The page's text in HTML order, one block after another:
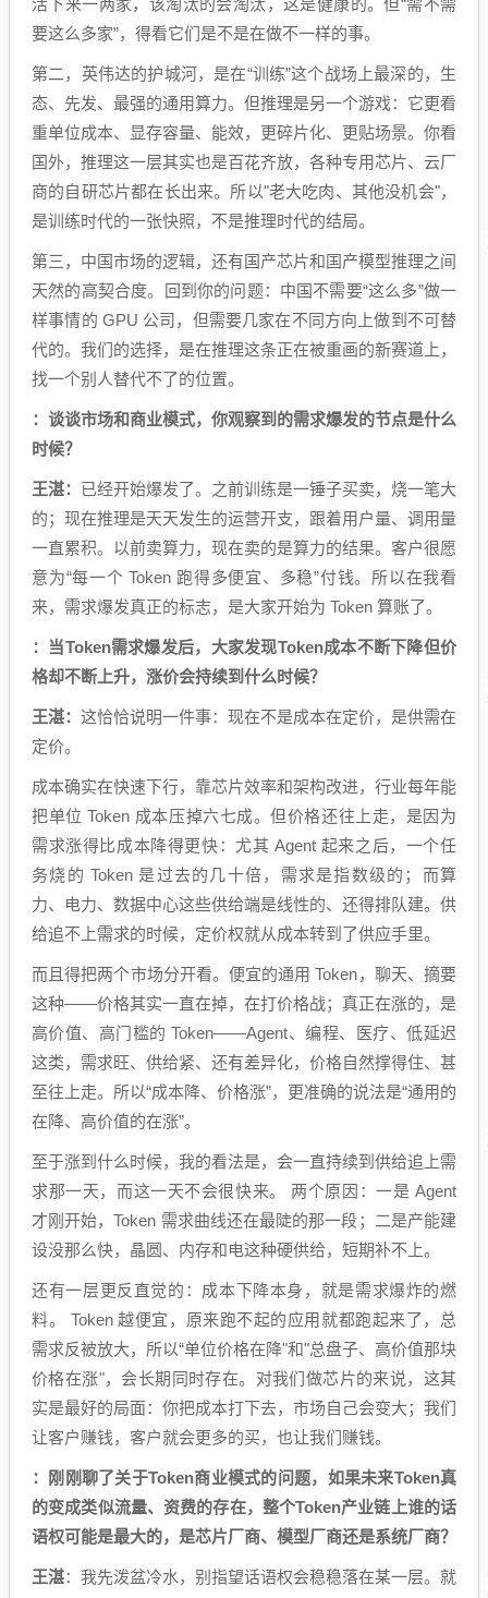
活下来一两家，该淘汰的会淘汰，这是健康的。但“需不需
要这么多家”，得看它们是不是在做不一样的事。
第二，英伟达的护城河，是在“训练”这个战场上最深的，生
态、先发、最强的通用算力。但推理是另一个游戏：它更看
重单位成本、显存容量、能效，更碎片化、更贴场景。你看
国外，推理这一层其实也是百花齐放，各种专用芯片、云厂
商的自研芯片都在长出来。所以"老大吃肉、其他没机会"，
是训练时代的一张快照，不是推理时代的结局。
第三，中国市场的逻辑，还有国产芯片和国产模型推理之间
天然的高契合度。回到你的问题：中国不需要“这么多”做一
样事情的 GPU 公司，但需要几家在不同方向上做到不可替
代的。我们的选择，是在推理这条正在被重画的新赛道上，
找一个别人替代不了的位置。
：谈谈市场和商业模式，你观察到的需求爆发的节点是什么
时候？
王湛：
已经开始爆发了。之前训练是一锤子买卖，烧一笔大
的；现在推理是天天发生的运营开支，跟着用户量、调用量
一直累积。以前卖算力，现在卖的是算力的结果。客户很愿
意为“每一个 Token 跑得多便宜、多稳”付钱。所以在我看
来，需求爆发真正的标志，是大家开始为 Token 算账了。
：当Token需求爆发后，大家发现Token成本不断下降但价
格却不断上升，涨价会持续到什么时候？
王湛： 这恰恰说明一件事：现在不是成本在定价，是供需在
定价。
成本确实在快速下行，靠芯片效率和架构改进，行业每年能
把单位 Token 成本压掉六七成。但价格还往上走，是因为
需求涨得比成本降得更快：尤其 Agent 起来之后，一个任
务烧的 Token 是过去的几十倍，需求是指数级的；而算
力、电力、数据中心这些供给端是线性的、还得排队建。供
给追不上需求的时候，定价权就从成本转到了供应手里。
而且得把两个市场分开看。便宜的通用 Token，聊天、摘要
这种——价格其实一直在掉，在打价格战；真正在涨的，是
高价值、高门槛的 Token——Agent、编程、医疗、低延迟
这类，需求旺、供给紧、还有差异化，价格自然撑得住、甚
至往上走。所以“成本降、价格涨”，更准确的说法是“通用的
在降、高价值的在涨”。
至于涨到什么时候，我的看法是，会一直持续到供给追上需
求那一天，而这一天不会很快来。 两个原因：一是 Agent
才刚开始，Token 需求曲线还在最陡的那一段；二是产能建
设没那么快，晶圆、内存和电这种硬供给，短期补不上。
还有一层更反直觉的：成本下降本身，就是需求爆炸的燃
料。 Token 越便宜，原来跑不起的应用就都跑起来了，总
需求反被放大，所以“单位价格在降"和"总盘子、高价值那块
价格在涨"，会长期同时存在。对我们做芯片的来说，这其
实是最好的局面：你把成本打下去，市场自己会变大；我们
让客户赚钱，客户就会更多的买，也让我们赚钱。
：刚刚聊了关于Token商业模式的问题，如果未来Token真
的变成类似流量、资费的存在，整个Token产业链上谁的话
语权可能是最大的，是芯片厂商、模型厂商还是系统厂商？
王湛：我先泼盆冷水，别指望话语权会稳稳落在某一层。就